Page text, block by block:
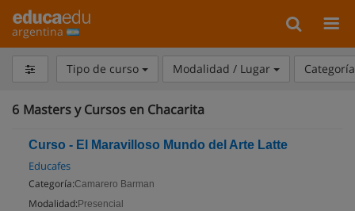
argentina
Tipo de curso Modalidad / Lugar
6 Masters y Cursos en Chacarita
Curso - El Maravilloso Mundo del Arte Latte
Educafes
Categoría:Camarero Barman
Modalidad: Presencial